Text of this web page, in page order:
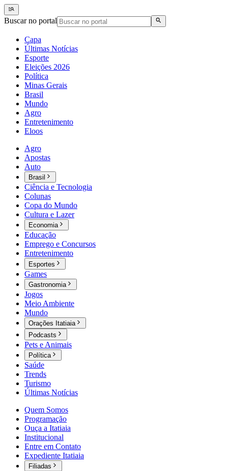
Buscar no portal
Capa
Últimas Notícias
Esporte
Eleições 2026
Política
Minas Gerais
Brasil
Mundo
Agro
Entretenimento
Eloos
Agro
Apostas
Auto
Brasil
Ciência e Tecnologia
Colunas
Copa do Mundo
Cultura e Lazer
Economia
Educação
Emprego e Concursos
Entretenimento
Esportes
Games
Gastronomia
Jogos
Meio Ambiente
Mundo
Orações Itatiaia
Podcasts
Pets e Animais
Política
Saúde
Trends
Turismo
Últimas Notícias
Quem Somos
Programação
Ouça a Itatiaia
Institucional
Entre em Contato
Expediente Itatiaia
Filiadas